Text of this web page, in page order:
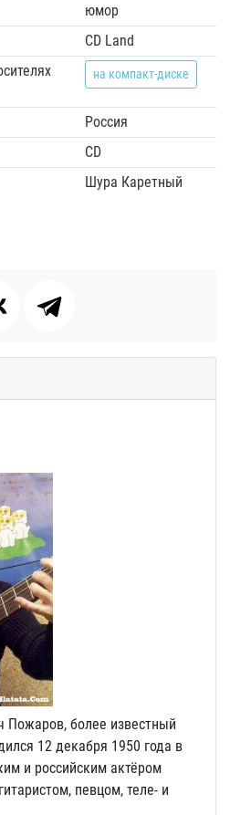
юмор
CD Land
на компакт-диске
Россия
CD
Шура Каретный
Пожаров, более известный
12 декабря 1950 года в
и российским актёром
певцом, теле- и